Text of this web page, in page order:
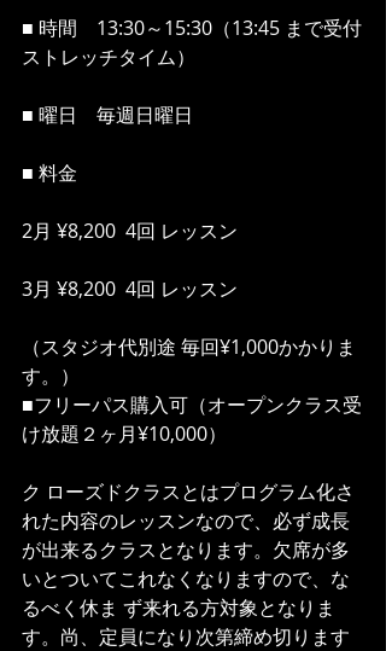
■ 時間　13:30～15:30（13:45 まで受付
ストレッチタイム）
■ 曜日　毎週日曜日
■ 料金
2月 ¥8,200  4回 レッスン
3月 ¥8,200  4回 レッスン
（スタジオ代別途 毎回¥1,000かかりま
す。）
■フリーパス購入可（オープンクラス受
け放題２ヶ月¥10,000）
ク ローズドクラスとはプログラム化さ
れた内容のレッスンなので、必ず成長
が出来るクラスとなります。欠席が多
いとついてこれなくなりますので、な
るべく休ま ず来れる方対象となりま
す。尚、定員になり次第締め切ります